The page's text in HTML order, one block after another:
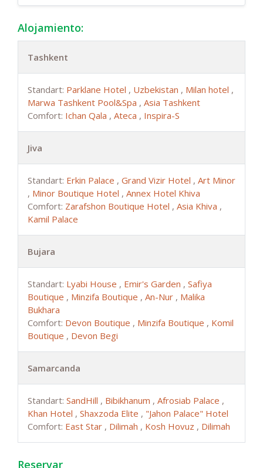
Alojamiento:
Tashkent
Standart: Parklane Hotel , Uzbekistan , Milan hotel ,
Marwa Tashkent Pool&Spa , Asia Tashkent
Comfort: Ichan Qala , Ateca , Inspira-S
Jiva
Standart: Erkin Palace , Grand Vizir Hotel , Art Minor
, Minor Boutique Hotel , Annex Hotel Khiva
Comfort: Zarafshon Boutique Hotel , Asia Khiva ,
Kamil Palace
Bujara
Standart: Lyabi House , Emir's Garden , Safiya
Boutique , Minzifa Boutique , An-Nur , Malika
Bukhara
Comfort: Devon Boutique , Minzifa Boutique , Komil
Boutique , Devon Begi
Samarcanda
Standart: SandHill , Bibikhanum , Afrosiab Palace ,
Khan Hotel , Shaxzoda Elite , "Jahon Palace" Hotel
Comfort: East Star , Dilimah , Kosh Hovuz , Dilimah
Reservar